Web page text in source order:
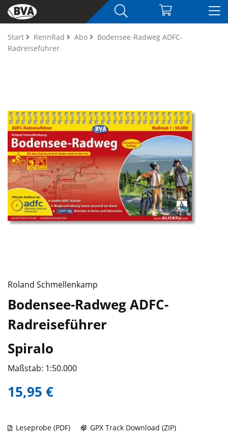
Start RennRad Abo
Bodensee-Radweg ADFC-
Radreiseführer
Roland Schmellenkamp
Bodensee-Radweg ADFC-
Radreiseführer
Spiralo
Maßstab: 1:50.000
15,95 €
Leseprobe (PDF)
GPX Track Download (ZIP)